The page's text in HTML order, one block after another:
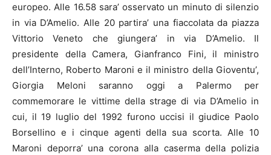
europeo. Alle 16.58 sara’ osservato un minuto di silenzio
in via D’Amelio. Alle 20 partira’ una fiaccolata da piazza
Vittorio Veneto che giungera’ in via D’Amelio. Il
presidente della Camera, Gianfranco Fini, il ministro
dell’Interno, Roberto Maroni e il ministro della Gioventu’,
Giorgia Meloni saranno oggi a Palermo per
commemorare le vittime della strage di via D’Amelio in
cui, il 19 luglio del 1992 furono uccisi il giudice Paolo
Borsellino e i cinque agenti della sua scorta. Alle 10
Maroni deporra’ una corona alla caserma della polizia